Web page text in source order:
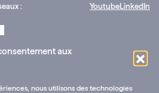
aux
nous utilisons des technologies
:
YoutubeLinkedIn